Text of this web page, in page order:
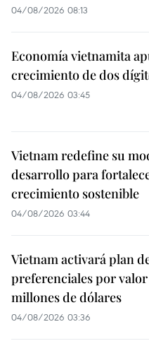
04/08/2026 08:13
Economía vietnamita
crecimiento de dos
04/08/2026 03:45
Vietnam redefine su
desarrollo para
crecimiento sostenible
04/08/2026 03:44
Vietnam activará plan
preferenciales por
millones de dólares
04/08/2026 03:36